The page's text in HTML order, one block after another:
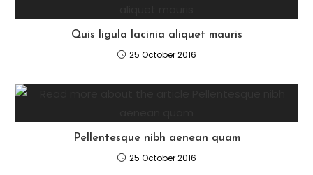
Quis ligula lacinia aliquet mauris
25 October 2016
Pellentesque nibh aenean quam
25 October 2016